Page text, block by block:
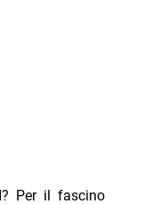
? Per il fascino